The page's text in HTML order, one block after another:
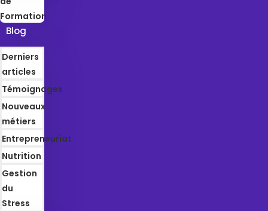
Formation
Blog
Derniers
articles
Témoignages
Nouveaux
métiers
Entrepreneuriat
Nutrition
Gestion
du
Stress